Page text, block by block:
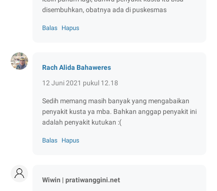
disembuhkan, obatnya ada di puskesmas
Balas Hapus
Rach Alida Bahaweres
12 Juni 2021 pukul 12.18
Sedih memang masih banyak yang mengabaikan
penyakit kusta ya mba. Bahkan anggap penyakit ini
adalah penyakit kutukan :(
Balas Hapus
Wiwin | pratiwanggini.net